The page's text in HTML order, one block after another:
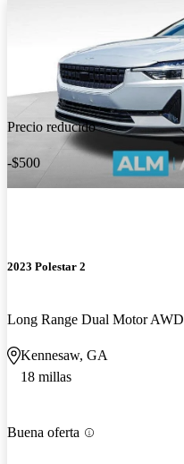
Precio reducido
-$500
2023 Polestar 2
Long Range Dual Motor AWD
Kennesaw, GA
18 millas
Buena oferta